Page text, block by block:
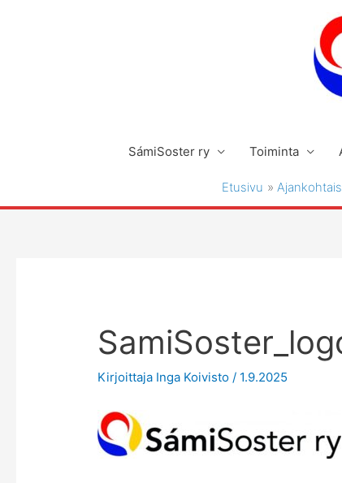
SámiSoster ry Toiminta
Etusivu
Kirjoittaja Inga Koivisto/ 1.9.2025